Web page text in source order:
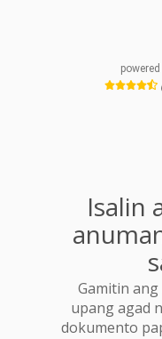
powered
Isalin
Gamitin
upang agad
dokumento